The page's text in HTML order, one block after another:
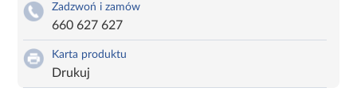
Zadzwoń i zamów
660 627 627
Karta produktu
Drukuj